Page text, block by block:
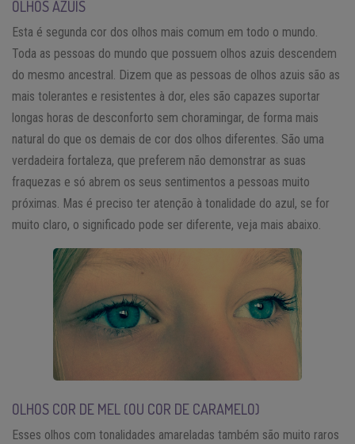
OLHOS AZUIS
Esta é segunda cor dos olhos mais comum em todo o mundo.
Toda as pessoas do mundo que possuem olhos azuis descendem
do mesmo ancestral. Dizem que as pessoas de olhos azuis são as
mais tolerantes e resistentes à dor, eles são capazes suportar
longas horas de desconforto sem choramingar, de forma mais
natural do que os demais de cor dos olhos diferentes. São uma
verdadeira fortaleza, que preferem não demonstrar as suas
fraquezas e só abrem os seus sentimentos a pessoas muito
próximas. Mas é preciso ter atenção à tonalidade do azul, se for
muito claro, o significado pode ser diferente, veja mais abaixo.
OLHOS COR DE MEL (OU COR DE CARAMELO)
Esses olhos com tonalidades amareladas também são muito raros